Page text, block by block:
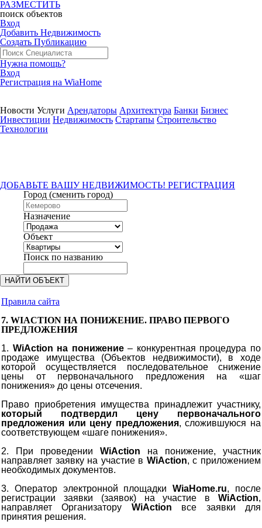
РАЗМЕСТИТЬ
поиск объектов
Вход
Добавить Недвижимость
Создать Публикацию
Нужна помощь?
Вход
Регистрация на WiaHome
Новости Услуги Арендаторы Архитектура Банки Бизнес
Инвестиции Недвижимость Стартапы Строительство
Технологии
ДОБАВЬТЕ ВАШУ НЕДВИЖИМОСТЬ! РЕГИСТРАЦИЯ
Город (сменить город)
Назначение
Объект
Поиск по названию
Правила сайта
7. WIACTION НА ПОНИЖЕНИЕ. ПРАВО ПЕРВОГО
ПРЕДЛОЖЕНИЯ
1. WiAction на понижение– конкурентная процедура по
продаже имущества (Объектов недвижимости), в ходе
которой осуществляется последовательное снижение
цены от первоначального предложения на «шаг
понижения» до цены отсечения.
Право приобретения имущества принадлежит участнику,
который подтвердил цену первоначального
предложения или цену предложения, сложившуюся на
соответствующем «шаге понижения».
2. При проведении WiAction на понижение, участник
направляет заявку на участие в WiAction, с приложением
необходимых документов.
3. Оператор электронной площадкиWiaHome.ru, после
регистрации заявки (заявок) на участие в WiAction,
направляет Организатору WiAction все заявки для
принятия решения.